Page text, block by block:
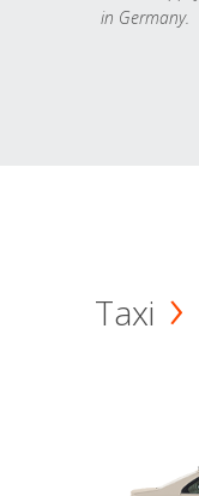
in Germany.
Taxi